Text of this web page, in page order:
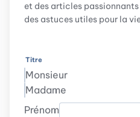
et des articles
des astuces utiles pour la
Titre
Monsieur
Madame
Prénom